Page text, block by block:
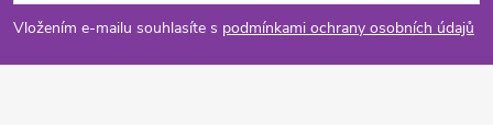
í
p
pVložením e-mailu souhlasíte s podmínkami ochrany osobních údajů